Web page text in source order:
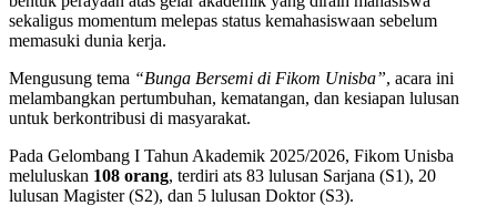
sekaligus momentum melepas status kemahasiswaan sebelum
memasuki dunia kerja.
Mengusung tema “Bunga Bersemi di Fikom Unisba”, acara ini
melambangkan pertumbuhan, kematangan, dan kesiapan lulusan
untuk berkontribusi di masyarakat.
Pada Gelombang I Tahun Akademik 2025/2026, Fikom Unisba
meluluskan 108 orang, terdiri ats 83 lulusan Sarjana (S1), 20
lulusan Magister (S2), dan 5 lulusan Doktor (S3).